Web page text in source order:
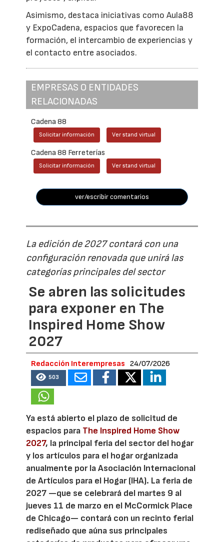
Asimismo, destaca iniciativas como Aula88
y ExpoCadena, espacios que favorecen la
formación, el intercambio de experiencias y
el contacto entre asociados.
EMPRESAS O ENTIDADES
RELACIONADAS
Cadena 88
Solicitar información Ver stand virtual
Cadena 88 Ferreterías
Solicitar información Ver stand virtual
ver/escribir comentarios
La edición de 2027 contará con una
configuración renovada que unirá las
categorías principales del sector
Se abren las solicitudes
para exponer en The
Inspired Home Show
2027
Redacción Interempresas 24/07/2026
503
Ya está abierto el plazo de solicitud de
espacios para The Inspired Home Show
2027, la principal feria del sector del hogar
y los artículos para el hogar organizada
anualmente por la Asociación Internacional
de Artículos para el Hogar (IHA). La feria de
2027 —que se celebrará del martes 9 al
jueves 11 de marzo en el McCormick Place
de Chicago— contará con un recinto ferial
rediseñado que aúna sus principales